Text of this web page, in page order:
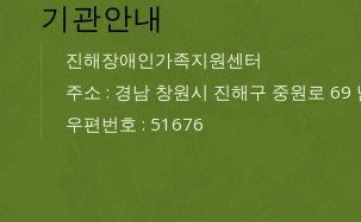
기관안내
진해장애인가족지원센터
주소 : 경남 창원시 진해구 중원로 69
우편번호 : 51676